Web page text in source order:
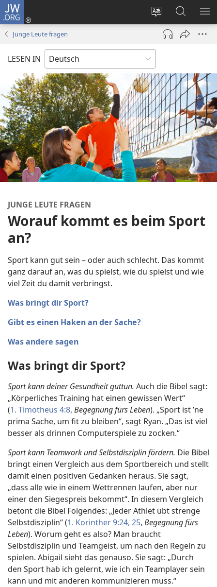
JW.ORG
Websitesprache
ändern
Anmelden
(öffnet
neues
Fenster)
Suche
Junge Leute fragen
LESEN IN
JUNGE LEUTE FRAGEN
Worauf kommt es beim Sport
an?
Sport kann gut sein – oder auch schlecht. Das kommt
ganz darauf an, was du spielst, wie du spielst und wie
viel Zeit du damit verbringst.
Was bringt dir Sport?
Gibt es einen Haken an der Sache?
Was andere sagen
Was bringt dir Sport?
Sport kann deiner Gesundheit guttun. Auch die Bibel sagt:
„Körperliches Training hat einen gewissen Wert“
(1. Timotheus 4:8, Begegnung fürs Leben). „Sport ist ’ne
prima Sache, um fit zu bleiben“, sagt Ryan. „Das ist viel
besser als drinnen Computerspiele zu zocken.“
Sport kann Teamwork und Selbstdisziplin fördern. Die Bibel
bringt einen Vergleich aus dem Sportbereich und stellt
damit einen positiven Gedanken heraus. Sie sagt,
„dass alle wie in einem Wettrennen laufen, aber nur
einer den Siegespreis bekommt“. In diesem Vergleich
betont die Bibel Folgendes: „Jeder Athlet übt strenge
Selbstdisziplin“ (1. Korinther 9:24, 25, Begegnung fürs
Leben). Worum geht es also? Man braucht
Selbstdisziplin und Teamgeist, um nach den Regeln zu
spielen. Abigail sieht das genauso. Sie sagt: „Durch
den Sport hab ich gelernt, wie ich ein Teamplayer sein
kann und mit anderen kommunizieren muss.“